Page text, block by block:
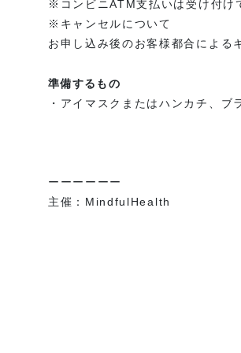
※コンビニATM支払いは受け付け
※キャンセルについて
お申し込み後のお客様都合による
準備するもの
・アイマスクまたはハンカチ、
ーーーーーー
主催：MindfulHealth